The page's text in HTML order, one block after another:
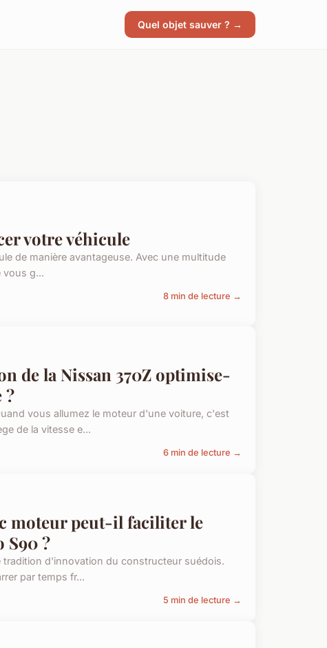
Quel objet sauver ? →
votre véhicule
de manière avantageuse. Avec une multitude
vous g...
8 min de lecture →
de la Nissan 370Z optimise-
?
vous allumez le moteur d'une voiture, c'est
de la vitesse e...
6 min de lecture →
moteur peut-il faciliter le
S90 ?
tradition d'innovation du constructeur suédois.
par temps fr...
5 min de lecture →